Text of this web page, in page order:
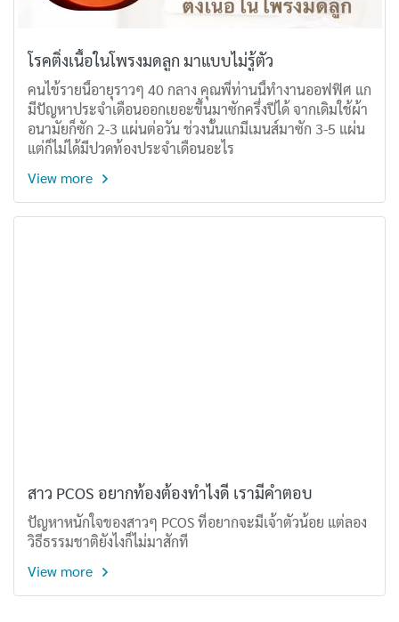
โรคติ่งเนื้อในโพรงมดลูก มาแบบไม่รู้ตัว
คนไข้รายนี้อายุราวๆ 40 กลาง คุณพี่ท่านนี้ทำงานออฟฟิศ แก
มีปัญหาประจำเดือนออกเยอะขึ้นมาซักครึ่งปีได้ จากเดิมใช้ผ้า
อนามัยก็ซัก 2-3 แผ่นต่อวัน ช่วงนั้นแกมีเมนส์มาซัก 3-5 แผ่น
แต่ก็ไม่ได้มีปวดท้องประจำเดือนอะไร
View more
สาว PCOS อยากท้องต้องทำไงดี เรามีคำตอบ
ปัญหาหนักใจของสาวๆ PCOS ที่อยากจะมีเจ้าตัวน้อย แต่ลอง
วิธีธรรมชาติยังไงก็ไม่มาสักที
View more